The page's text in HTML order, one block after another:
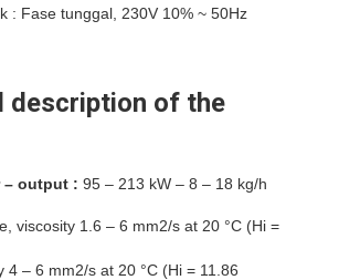
: Fase tunggal, 230V 10% ~ 50Hz
description of the
– output : 95 – 213 kW – 8 – 18 kg/h
viscosity 1.6 – 6 mm2/s at 20 °C (Hi =
4 – 6 mm2/s at 20 °C (Hi = 11.86